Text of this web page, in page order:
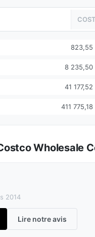
COST
823,55
8 235,50
41 177,52
411 775,18
Wholesale
2014
Lire notre avis